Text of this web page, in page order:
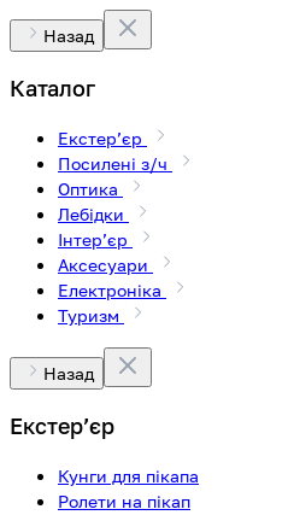
Назад
Каталог
Екстерʼєр
Посилені з/ч
Оптика
Лебідки
Інтерʼєр
Аксесуари
Електроніка
Туризм
Назад
Екстерʼєр
Кунги для пікапа
Ролети на пікап